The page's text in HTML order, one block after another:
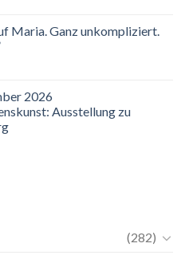
Maria. Ganz unkompliziert.
2026
Ausstellung zu
(282)